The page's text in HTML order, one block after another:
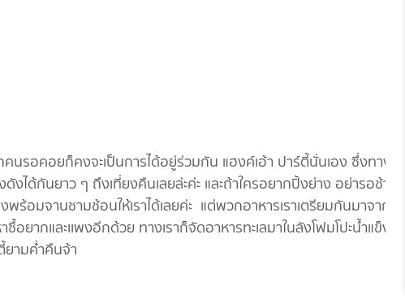
ยก็คงจะเป็นการได้อยู่ร่วมกัน แฮงค์เอ้า ปาร์ตี้นั่นเอง ซึ่งทาง
งได้กันยาว ๆ ถึงเที่ยงคืนเลยล่ะค่ะ และถ้าใครอยากปิ้งย่าง อย่ารอช้า จัด
งพร้อมจานชามช้อนให้เราได้เลยค่ะ แต่พวกอาหารเราเตรียมกันมาจากบ้าน
ซื้อยากและเเพงอีกด้วย ทางเราก็จัดอาหารทะเลมาในลังโฟมโปะน้ำแข็งหนา
ยามค่ำคืนจ้า